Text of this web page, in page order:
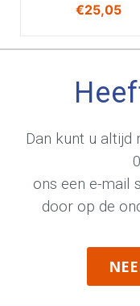
€25,05
Dan kunt u
ons een e-mail
door op de